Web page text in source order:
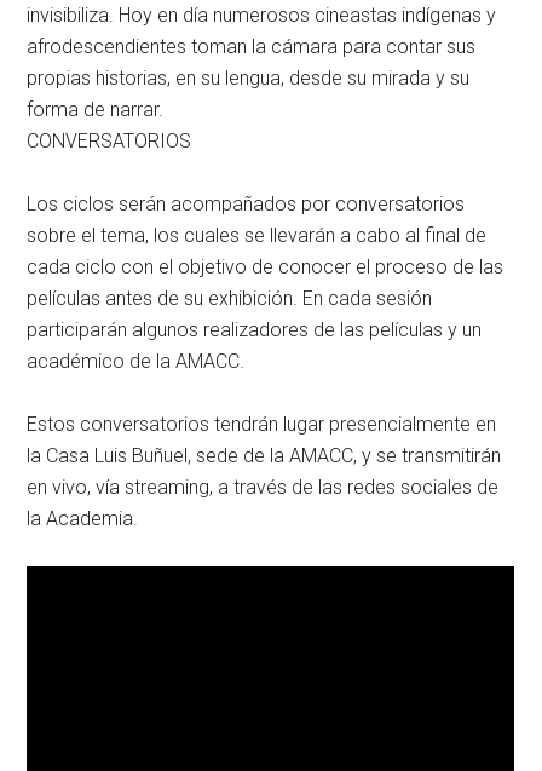
invisibiliza. Hoy en día numerosos cineastas indígenas y
afrodescendientes toman la cámara para contar sus
propias historias, en su lengua, desde su mirada y su
forma de narrar.
CONVERSATORIOS
Los ciclos serán acompañados por conversatorios
sobre el tema, los cuales se llevarán a cabo al final de
cada ciclo con el objetivo de conocer el proceso de las
películas antes de su exhibición. En cada sesión
participarán algunos realizadores de las películas y un
académico de la AMACC.
Estos conversatorios tendrán lugar presencialmente en
la Casa Luis Buñuel, sede de la AMACC, y se transmitirán
en vivo, vía streaming, a través de las redes sociales de
la Academia.